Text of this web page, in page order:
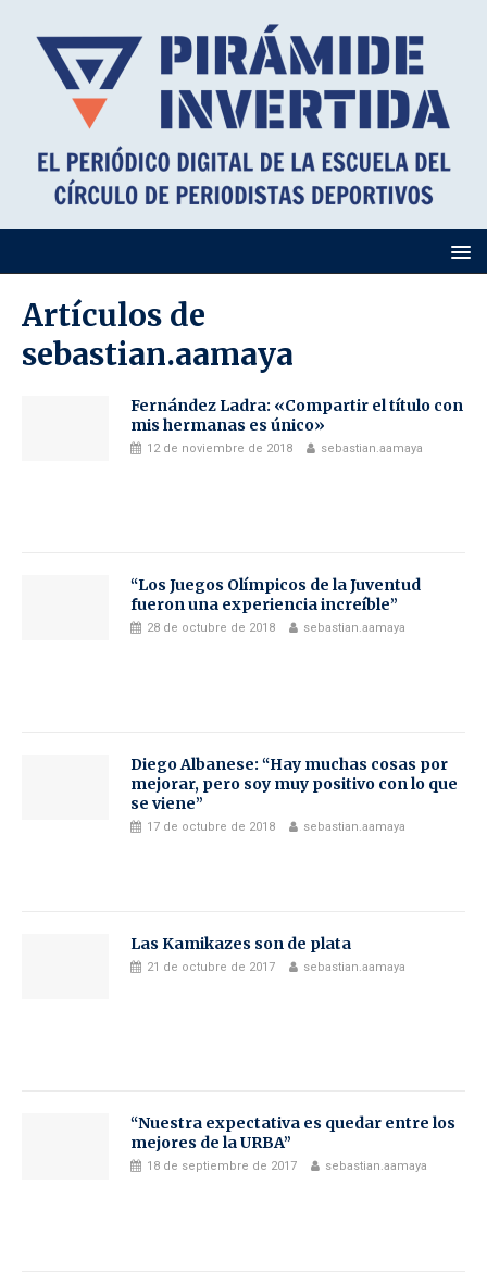
Artículos de
sebastian.aamaya
Fernández Ladra: «Compartir el título con
mis hermanas es único»
12 de noviembre de 2018 sebastian.aamaya
“Los Juegos Olímpicos de la Juventud
fueron una experiencia increíble”
28 de octubre de 2018 sebastian.aamaya
Diego Albanese: “Hay muchas cosas por
mejorar, pero soy muy positivo con lo que
se viene”
17 de octubre de 2018 sebastian.aamaya
Las Kamikazes son de plata
21 de octubre de 2017 sebastian.aamaya
“Nuestra expectativa es quedar entre los
mejores de la URBA”
18 de septiembre de 2017 sebastian.aamaya